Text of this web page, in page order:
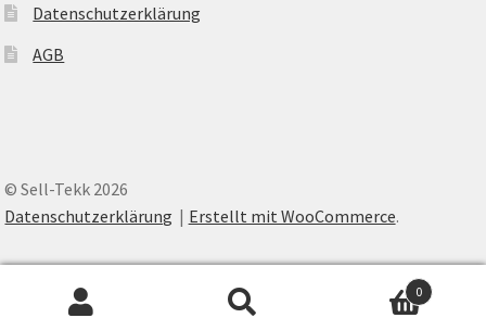
Datenschutzerklärung
AGB
© Sell-Tekk 2026
Datenschutzerklärung
Erstellt mit WooCommerce.
0